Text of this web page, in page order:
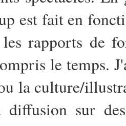
est fait en
rapports de
le temps.
la culture/
diffusion sur